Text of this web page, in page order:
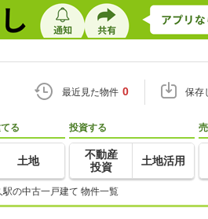
最近見た物件 0 保存
る
土地
投資する
不動産
投資
土地活用
駅の中古一戸建て 物件一覧